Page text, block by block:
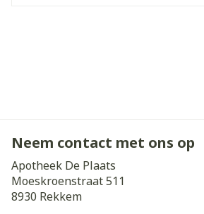
Neem contact met ons op
Apotheek De Plaats
Moeskroenstraat 511
8930 Rekkem